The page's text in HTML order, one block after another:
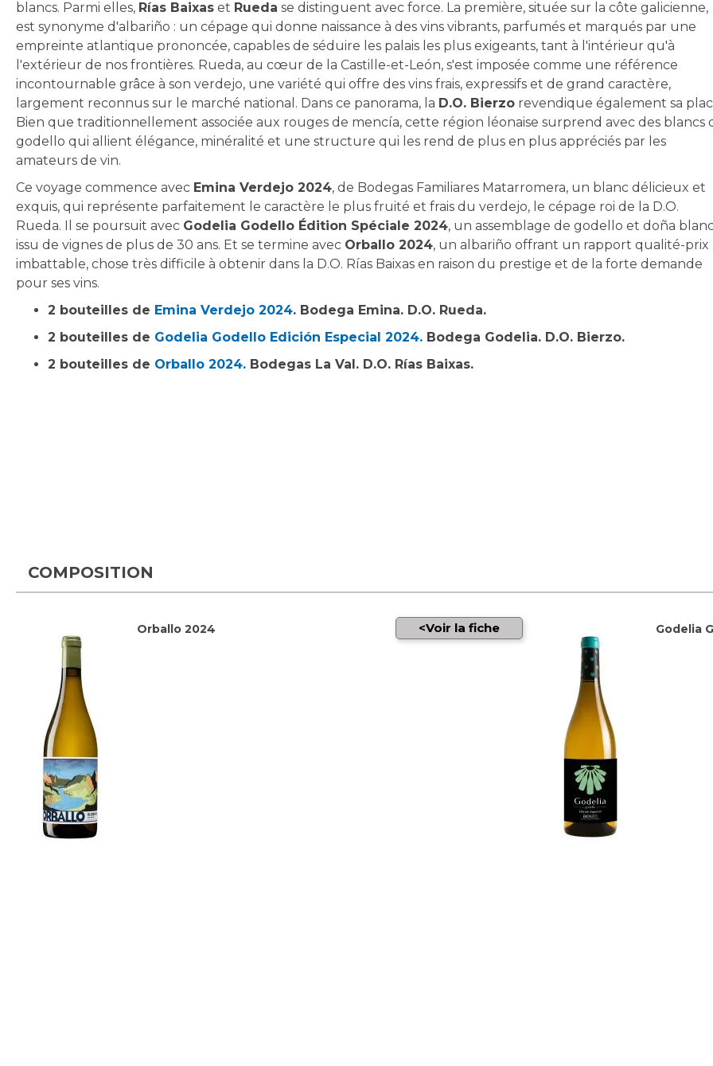
blancs. Parmi elles, Rías Baixas et Rueda se distinguent avec force. La première, située sur la côte galicienne,
est synonyme d'albariño : un cépage qui donne naissance à des vins vibrants, parfumés et marqués par une
empreinte atlantique prononcée, capables de séduire les palais les plus exigeants, tant à l'intérieur qu'à
l'extérieur de nos frontières. Rueda, au cœur de la Castille-et-León, s'est imposée comme une référence
incontournable grâce à son verdejo, une variété qui offre des vins frais, expressifs et de grand caractère,
largement reconnus sur le marché national. Dans ce panorama, la D.O. Bierzo revendique également sa
Bien que traditionnellement associée aux rouges de mencía, cette région léonaise surprend avec des blancs
godello qui allient élégance, minéralité et une structure qui les rend de plus en plus appréciés par les
amateurs de vin.
Ce voyage commence avec Emina Verdejo 2024, de Bodegas Familiares Matarromera, un blanc délicieux et
exquis, qui représente parfaitement le caractère le plus fruité et frais du verdejo, le cépage roi de la D.O.
Rueda. Il se poursuit avec Godelia Godello Édition Spéciale 2024, un assemblage de godello et doña
issu de vignes de plus de 30 ans. Et se termine avec Orballo 2024, un albariño offrant un rapport qualité-prix
imbattable, chose très difficile à obtenir dans la D.O. Rías Baixas en raison du prestige et de la forte demande
pour ses vins.
2 bouteilles de Emina Verdejo 2024. Bodega Emina. D.O. Rueda.
2 bouteilles de Godelia Godello Edición Especial 2024. Bodega Godelia. D.O. Bierzo.
2 bouteilles de Orballo 2024. Bodegas La Val. D.O. Rías Baixas.
COMPOSITION
Orballo 2024 Voir la fiche Godelia